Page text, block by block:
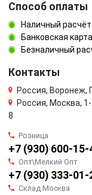
Способ оплаты
Наличный расчёт
Банковская карта
Безналичный
Контакты
Россия, Воронеж,
Россия, Москва,
8
Розница
+7 (930) 600-15-
Опт\Мелкий Опт
+7 (930) 333-01-
Склад Москва